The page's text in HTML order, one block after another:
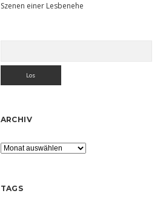
Szenen einer Lesbenehe
ARCHIV
Archiv
TAGS